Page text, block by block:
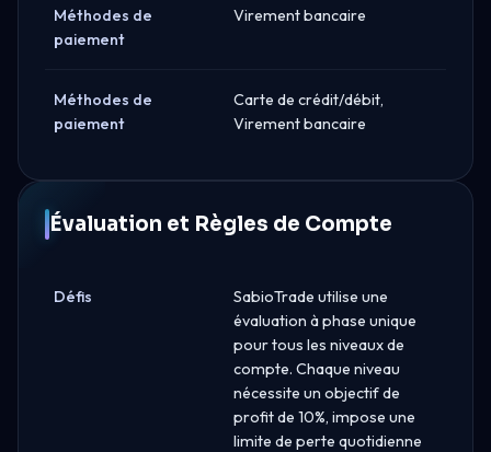
Méthodes de
paiement
Virement bancaire
Méthodes de
paiement
Carte de crédit/débit,
Virement bancaire
Évaluation et Règles de Compte
Défis
SabioTrade utilise une
évaluation à phase unique
pour tous les niveaux de
compte. Chaque niveau
nécessite un objectif de
profit de 10%, impose une
limite de perte quotidienne